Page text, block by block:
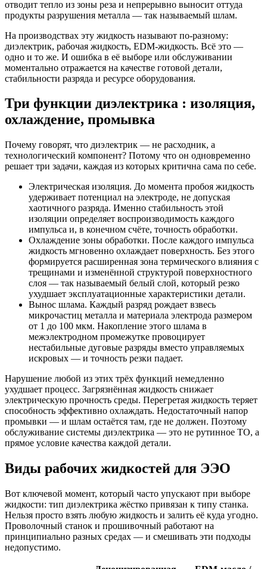
отводит тепло из зоны реза и непрерывно выносит оттуда
продукты разрушения металла — так называемый шлам.
На производствах эту жидкость называют по-разному:
диэлектрик, рабочая жидкость, EDM-жидкость. Всё это —
одно и то же. И ошибка в её выборе или обслуживании
моментально отражается на качестве готовой детали,
стабильности разряда и ресурсе оборудования.
Три функции диэлектрика : изоляция,
охлаждение, промывка
Почему говорят, что диэлектрик — не расходник, а
технологический компонент? Потому что он одновременно
решает три задачи, каждая из которых критична сама по себе.
Электрическая изоляция. До момента пробоя жидкость
удерживает потенциал на электроде, не допуская
хаотичного разряда. Именно стабильность этой
изоляции определяет воспроизводимость каждого
импульса и, в конечном счёте, точность обработки.
Охлаждение зоны обработки. После каждого импульса
жидкость мгновенно охлаждает поверхность. Без этого
формируется расширенная зона термического влияния с
трещинами и изменённой структурой поверхностного
слоя — так называемый белый слой, который резко
ухудшает эксплуатационные характеристики детали.
Вынос шлама. Каждый разряд рождает взвесь
микрочастиц металла и материала электрода размером
от 1 до 100 мкм. Накопление этого шлама в
межэлектродном промежутке провоцирует
нестабильные дуговые разряды вместо управляемых
искровых — и точность резки падает.
Нарушение любой из этих трёх функций немедленно
ухудшает процесс. Загрязнённая жидкость снижает
электрическую прочность среды. Перегретая жидкость теряет
способность эффективно охлаждать. Недостаточный напор
промывки — и шлам остаётся там, где не должен. Поэтому
обслуживание системы диэлектрика — это не рутинное ТО, а
прямое условие качества каждой детали.
Виды рабочих жидкостей для ЭЭО
Вот ключевой момент, который часто упускают при выборе
жидкости: тип диэлектрика жёстко привязан к типу станка.
Нельзя просто взять любую жидкость и залить её куда угодно.
Проволочный станок и прошивочный работают на
принципиально разных средах — и смешивать эти подходы
недопустимо.